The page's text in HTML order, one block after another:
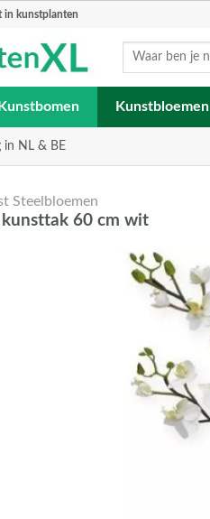
in kunstplanten
Zoeken
Kunstbomen Kunstbloemen
in NL & BE
Steelbloemen
60 cm wit